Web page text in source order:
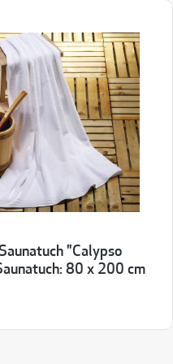
"Calypso
80 x 200 cm